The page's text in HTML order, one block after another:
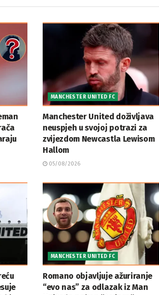
MANCHESTER UNITED FC
Manchester United doživljava
neuspjeh u svojoj potrazi za
zvijezdom Newcastla Lewisom
Hallom
05/08/2026
MANCHESTER UNITED FC
Romano objavljuje ažuriranje
“evo nas” za odlazak iz Man